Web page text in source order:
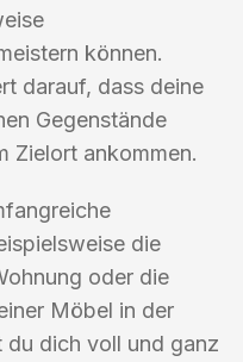
können.
darauf, dass deine
Gegenstände
Zielort ankommen.
die
oder die
Möbel in der
du dich voll und ganz